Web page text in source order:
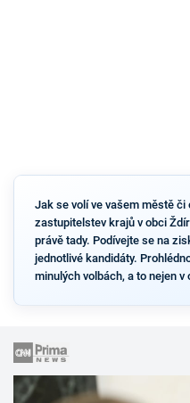
Jak se volí ve vašem městě či
zastupitelstev krajů v obci
právě tady. Podívejte se na
jednotlivé kandidáty.
minulých volbách, a to nejen v